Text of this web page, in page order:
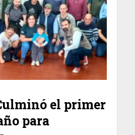
el primer
para